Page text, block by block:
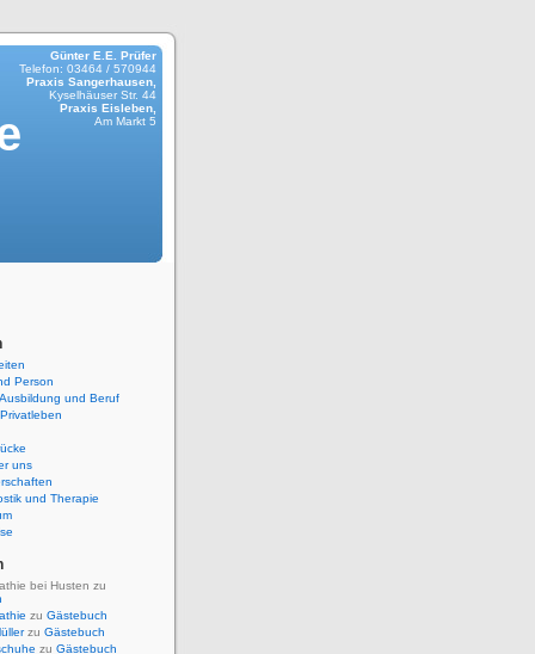
Günter E.E. Prüfer
Telefon: 03464 / 570944
Praxis Sangerhausen,
Kyselhäuser Str. 44
Praxis Eisleben,
Am Markt 5
Person
und Beruf
uns
und Therapie
bei Husten zu
zu Gästebuch
zu Gästebuch
zu Gästebuch